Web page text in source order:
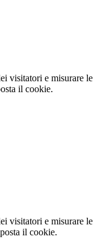
visitatori e misurare le
il cookie.
visitatori e misurare le
il cookie.